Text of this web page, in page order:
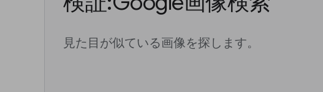
見た目が似ている画像を探します。